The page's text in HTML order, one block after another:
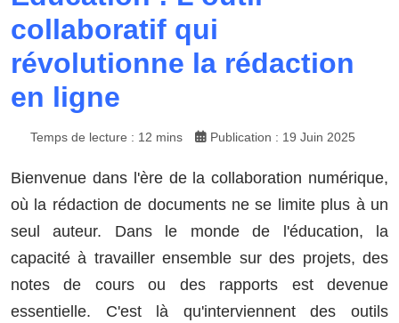
collaboratif qui
révolutionne la rédaction
en ligne
Temps de lecture : 12 mins Publication : 19 Juin 2025
Bienvenue dans l'ère de la collaboration numérique,
où la rédaction de documents ne se limite plus à un
seul auteur. Dans le monde de l'éducation, la
capacité à travailler ensemble sur des projets, des
notes de cours ou des rapports est devenue
essentielle. C'est là qu'interviennent des outils